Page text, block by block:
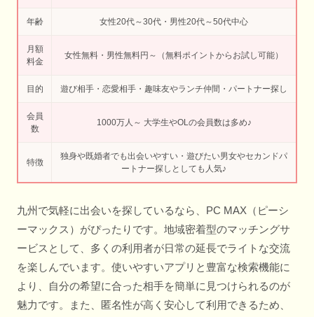
年齢 女性20代～30代・男性20代～50代中心
月額
料金
女性無料・男性無料円～（無料ポイントからお試し可能）
目的 遊び相手・恋愛相手・趣味友やランチ仲間・パートナー探し
会員
数
1000万人～ 大学生やOLの会員数は多め♪
特徴
独身や既婚者でも出会いやすい・遊びたい男女やセカンドパ
ートナー探しとしても人気♪
九州で気軽に出会いを探しているなら、PC MAX（ピーシ
ーマックス）がぴったりです。地域密着型のマッチングサ
ービスとして、多くの利用者が日常の延長でライトな交流
を楽しんでいます。使いやすいアプリと豊富な検索機能に
より、自分の希望に合った相手を簡単に見つけられるのが
魅力です。また、匿名性が高く安心して利用できるため、